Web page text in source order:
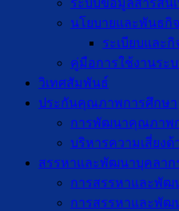
ระบบข้อมูลสารสน
นโยบายและพันธกิ
ระเบียบและ
คู่มือการใช้งานระ
วิเทศสัมพันธ์
ประกันคุณภาพการศึกษา
การพัฒนาคุณภาพ
บริหารความเสี่ยง
สรรหาและพัฒนาบุคลาก
การสรรหาและพัฒ
การสรรหาและพั